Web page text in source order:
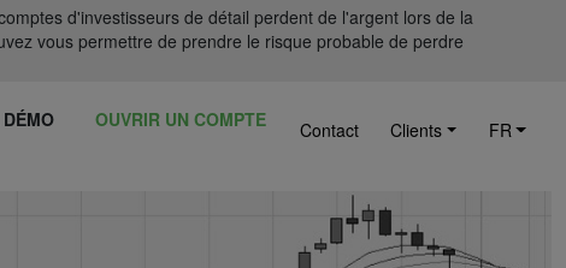
d'investisseurs de détail perdent de l'argent lors de la
vous permettre de prendre le risque probable de perdre
OUVRIR UN COMPTE Contact Clients FR